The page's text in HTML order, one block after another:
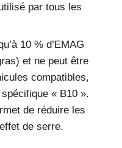
par tous les
10 % d’EMAG
et ne peut être
compatibles,
« B10 ».
de réduire les
de serre.